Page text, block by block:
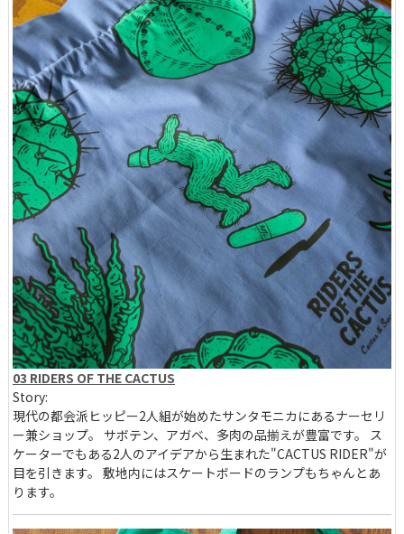
03 RIDERS OF THE CACTUS
Story:
現代の都会派ヒッピー2人組が始めたサンタモニカにあるナーセリ
ー兼ショップ。 サボテン、アガベ、多肉の品揃えが豊富です。 ス
ケーターでもある2人のアイデアから生まれた"CACTUS RIDER"が
目を引きます。 敷地内にはスケートボードのランプもちゃんとあ
ります。